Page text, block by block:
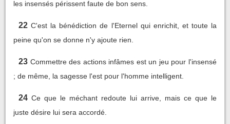
les insensés périssent faute de bon sens.
22 C'est la bénédiction de l'Eternel qui enrichit, et toute la
peine qu'on se donne n'y ajoute rien.
23 Commettre des actions infâmes est un jeu pour l'insensé
; de même, la sagesse l'est pour l'homme intelligent.
24 Ce que le méchant redoute lui arrive, mais ce que le
juste désire lui sera accordé.